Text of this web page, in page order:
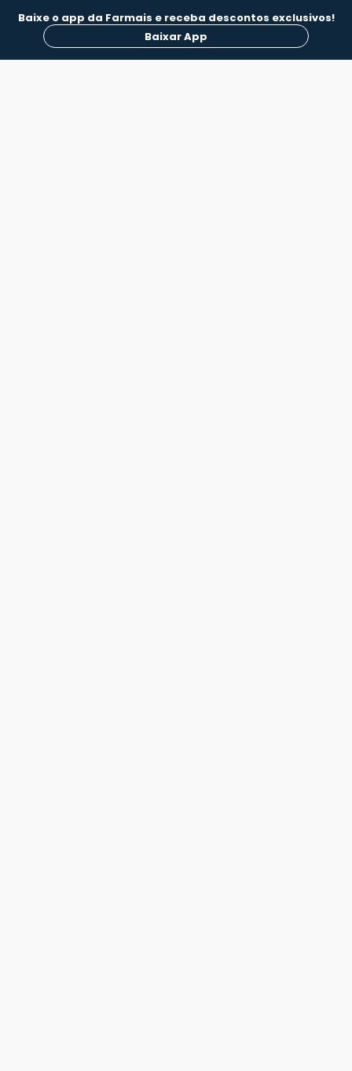
Baixe o app da Farmais e receba descontos exclusivos!
Baixar App